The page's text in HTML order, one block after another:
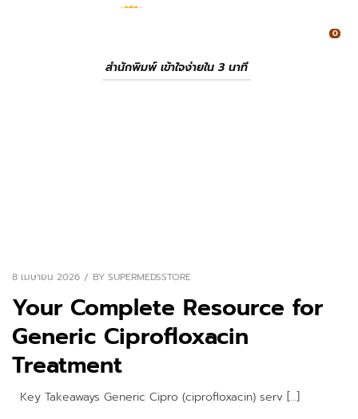
สำนักพิมพ์ เข้าใจง่ายใน 3 นาที
0
8 เมษายน 2026 BY SUPERMEDSSTORE
Your Complete Resource for
Generic Ciprofloxacin
Treatment
Key Takeaways Generic Cipro (ciprofloxacin) serv […]